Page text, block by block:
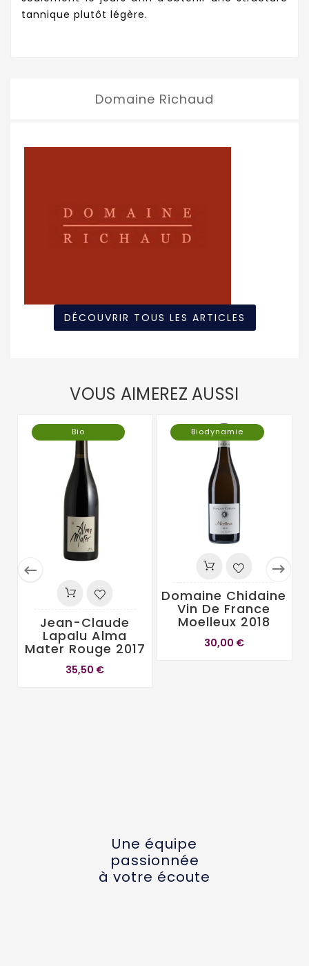
tannique plutôt légère.
Domaine Richaud
DÉCOUVRIR TOUS LES ARTICLES
VOUS AIMEREZ AUSSI
 
Bio
Jean-Claude
Lapalu Alma
Mater Rouge 2017
35,50 €
Biodynamie
Domaine Chidaine
Vin De France
Moelleux 2018
30,00 €
Une équipe
passionnée
à votre écoute